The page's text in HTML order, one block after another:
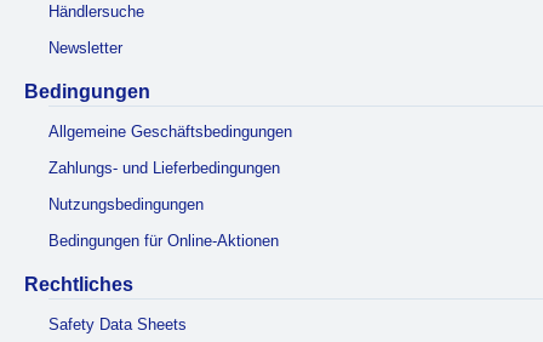
Händlersuche
Newsletter
Bedingungen
Allgemeine Geschäftsbedingungen
Zahlungs- und Lieferbedingungen
Nutzungsbedingungen
Bedingungen für Online-Aktionen
Rechtliches
Safety Data Sheets